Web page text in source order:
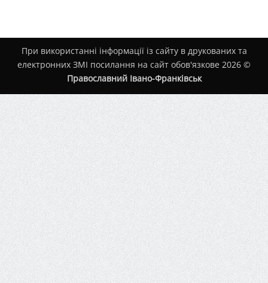
При використанні інформації із сайту в друкованих та
електронних ЗМІ посилання на сайт обов'язкове 2026 ©
Православний Івано-Франківськ